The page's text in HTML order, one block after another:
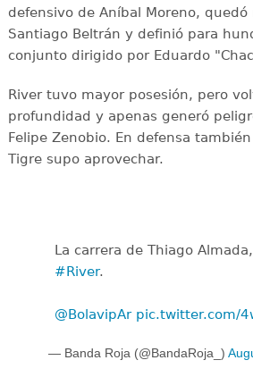
defensivo de Aníbal Moreno,
Santiago Beltrán y definió para
conjunto dirigido por Eduardo
River tuvo mayor posesión, pero
profundidad y apenas generó
Felipe Zenobio. En defensa
Tigre supo aprovechar.
La carrera de Thiago
#River.
@BolavipAr pic.twitter.com/
— Banda Roja (@BandaRoja_)